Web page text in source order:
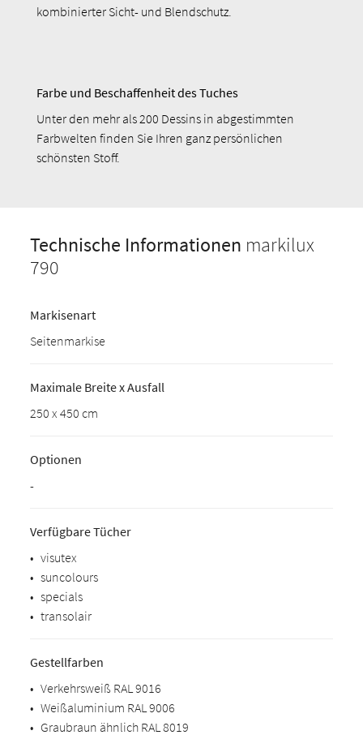
kombinierter Sicht- und Blendschutz.
Farbe und Beschaffenheit des Tuches
Unter den mehr als 200 Dessins in abgestimmten
Farbwelten finden Sie Ihren ganz persönlichen
schönsten Stoff.
Technische Informationen markilux
790
Markisenart
Seitenmarkise
Maximale Breite x Ausfall
250 x 450 cm
Optionen
-
Verfügbare Tücher
• visutex
• suncolours
• specials
• transolair
Gestellfarben
• Verkehrsweiß RAL 9016
• Weißaluminium RAL 9006
• Graubraun ähnlich RAL 8019